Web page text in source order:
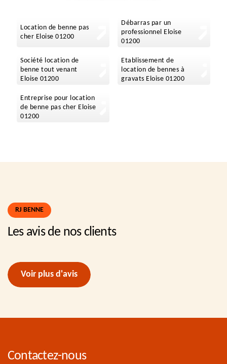
Location de benne pas
cher Eloise 01200
Débarras par un
professionnel Eloise
01200
Société location de
benne tout venant
Eloise 01200
Etablissement de
location de bennes à
gravats Eloise 01200
Entreprise pour location
de benne pas cher Eloise
01200
RJ BENNE
Les avis de nos clients
Voir plus d'avis
Contactez-nous